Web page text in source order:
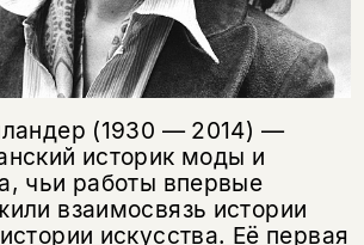
(1930 — 2014) —
историк моды и
чьи работы впервые
взаимосвязь истории
искусства. Её первая
ВконтактеТелеграм Дзен